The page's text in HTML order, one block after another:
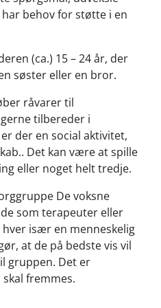
behov for støtte i en
(ca.) 15 – 24 år, der
søster eller en bror.
råvarer til
tilbereder i
der en social aktivitet,
Det kan være at spille
eller noget helt tredje.
De voksne
som terapeuter eller
især en menneskelig
at de på bedste vis vil
gruppen. Det er
fremmes.